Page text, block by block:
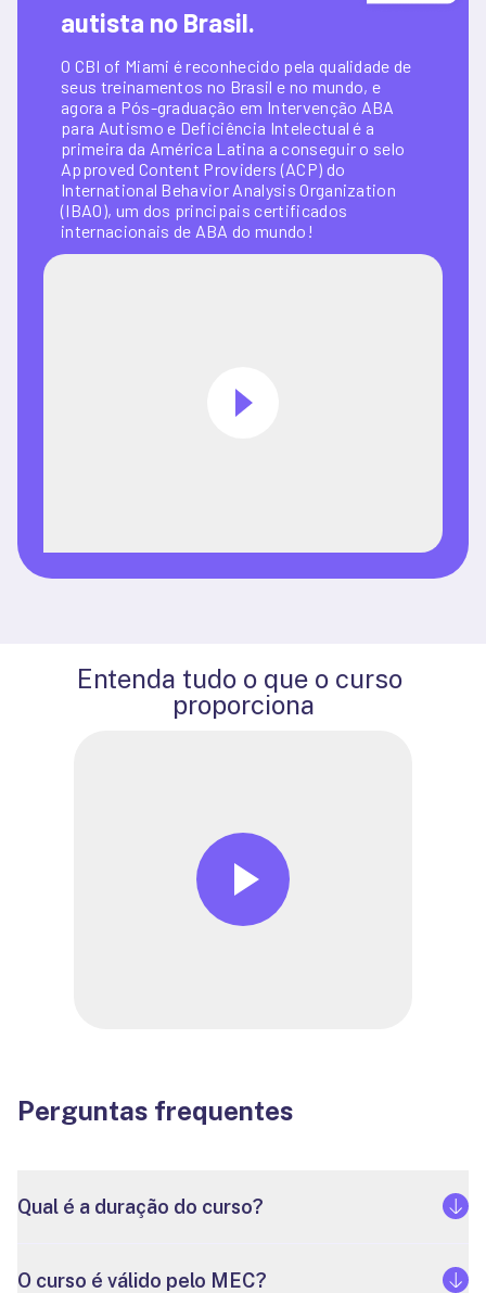
autista no Brasil.
O CBI of Miami é reconhecido pela qualidade de
seus treinamentos no Brasil e no mundo, e
agora a Pós-graduação em Intervenção ABA
para Autismo e Deficiência Intelectual é a
primeira da América Latina a conseguir o selo
Approved Content Providers (ACP) do
International Behavior Analysis Organization
(IBAO), um dos principais certificados
internacionais de ABA do mundo!
Entenda tudo o que o curso
proporciona
Perguntas frequentes
Qual é a duração do curso?
O curso é válido pelo MEC?